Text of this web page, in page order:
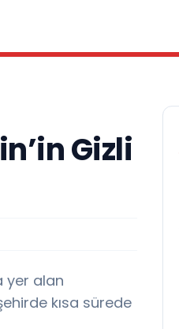
Gizli
yer alan
kısa sürede